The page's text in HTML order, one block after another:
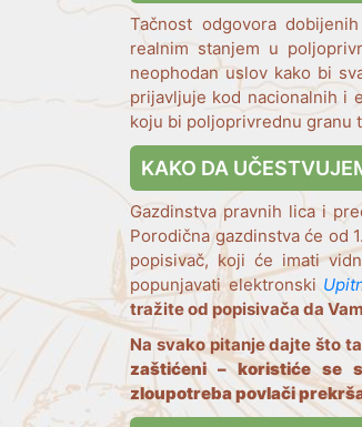
Tačnost odgovora
realnim stanjem u
neophodan uslov kako bi
prijavljuje kod nacionalnih i
koju bi poljoprivrednu granu
KAKO DA
Gazdinstva pravnih lica i
Porodična gazdinstva će od
popisivač, koji će imati
popunjavati elektronski U
tražite od popisivača da
Na svako pitanje dajte što
zaštićeni – koristiće se
zloupotreba povlači